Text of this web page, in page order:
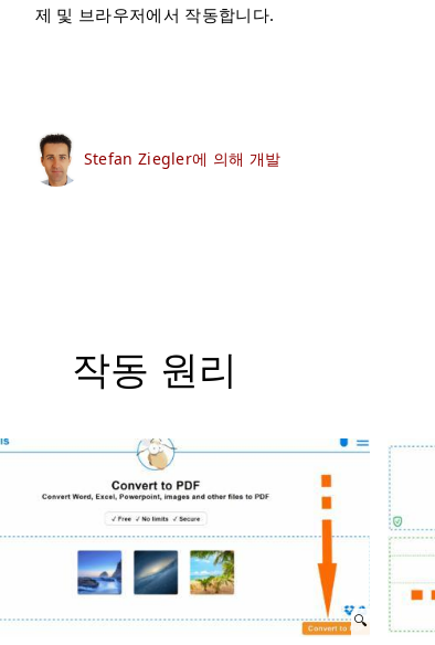
제 및 브라우저에서 작동합니다.
Stefan Ziegler에 의해 개발
작동 원리